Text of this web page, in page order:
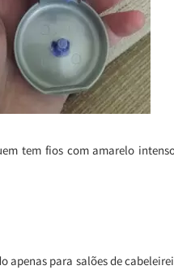
tem fios com amarelo
apenas para salões de